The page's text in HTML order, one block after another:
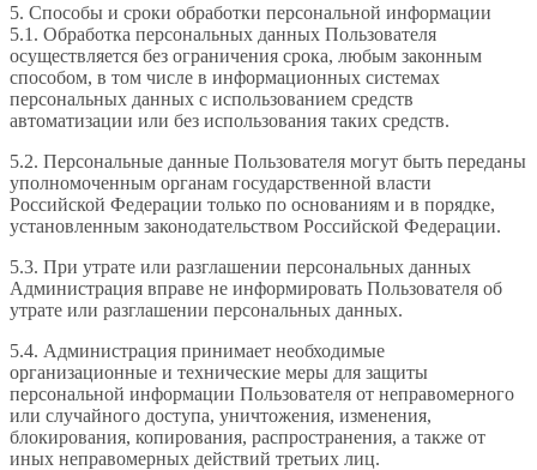
5. Способы и сроки обработки персональной информации
5.1. Обработка персональных данных Пользователя
осуществляется без ограничения срока, любым законным
способом, в том числе в информационных системах
персональных данных с использованием средств
автоматизации или без использования таких средств.
5.2. Персональные данные Пользователя могут быть переданы
уполномоченным органам государственной власти
Российской Федерации только по основаниям и в порядке,
установленным законодательством Российской Федерации.
5.3. При утрате или разглашении персональных данных
Администрация вправе не информировать Пользователя об
утрате или разглашении персональных данных.
5.4. Администрация принимает необходимые
организационные и технические меры для защиты
персональной информации Пользователя от неправомерного
или случайного доступа, уничтожения, изменения,
блокирования, копирования, распространения, а также от
иных неправомерных действий третьих лиц.